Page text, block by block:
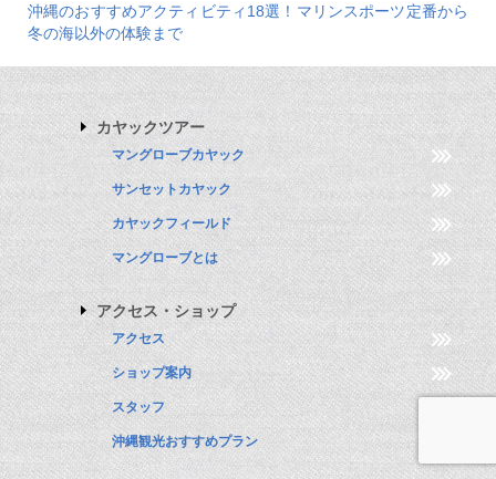
沖縄のおすすめアクティビティ18選！マリンスポーツ定番から
冬の海以外の体験まで
カヤックツアー
マングローブカヤック
サンセットカヤック
カヤックフィールド
マングローブとは
アクセス・ショップ
アクセス
ショップ案内
スタッフ
沖縄観光おすすめプラン